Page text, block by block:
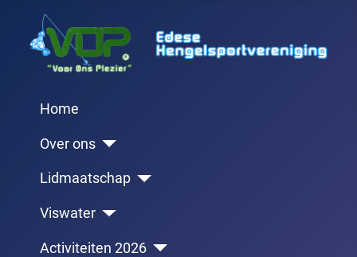
Home
Over ons
Lidmaatschap
Viswater
Activiteiten 2026